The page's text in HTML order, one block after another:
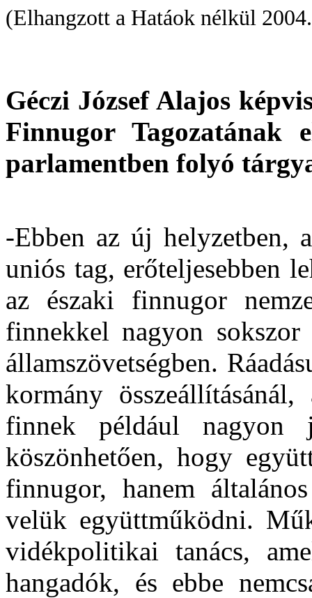
(Elhangzott a Hatáok nélkül
Géczi József Alajos
Finnugor
parlamentben folyó
-Ebben az új helyzetben,
uniós tag, erőteljesebben
az északi finnugor
finnekkel nagyon sokszor
államszövetségben.
kormány
finnek például nagyon
köszönhetően, hogy
finnugor, hanem
velük együttműködni.
vidékpolitikai tanács,
hangadók, és ebbe